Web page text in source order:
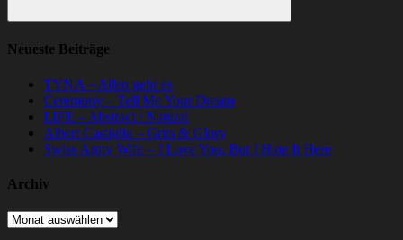
Suchen
Neueste Beiträge
TYNA – Allen geht es
Ceremony – Tell Me Your Dream
LIFE – Abstract / Natural
Albert Castiglia – Grits & Glory
Swiss Army Wife – I Love You, But I Hate It Here
Archiv
Archiv